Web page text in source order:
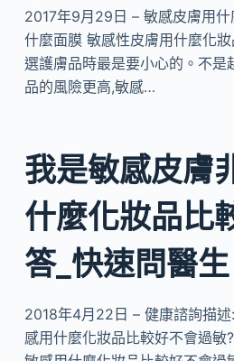
2017年9月29日 – 敏感皮膚用
什麼面膜 敏感性皮膚用什麼化
選護膚品時最是要小心的。不是
品的風險更高,敏感…
我是敏感皮膚
什麼化妝品比
答_快速問醫生
2018年4月22日 – 健康諮詢描
感用什麼化妝品比較好不會過敏